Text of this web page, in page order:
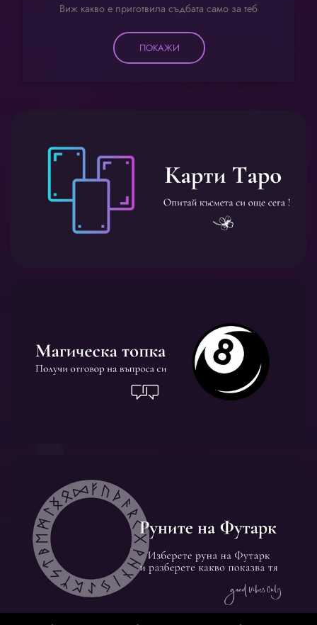
Виж какво е приготвила съдбата само за теб
ПОКАЖИ